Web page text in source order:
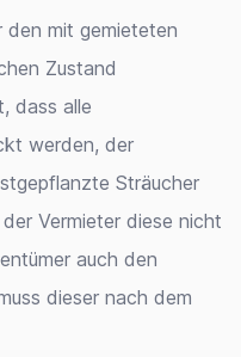
den mit gemieteten
Zustand
dass alle
werden, der
Sträucher
Vermieter diese nicht
auch den
dieser nach dem